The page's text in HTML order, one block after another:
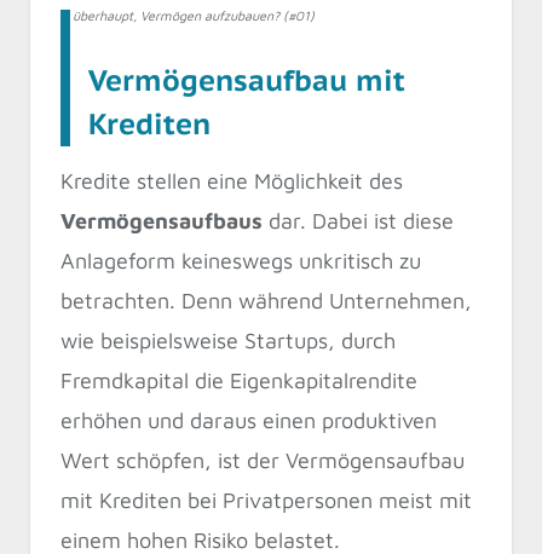
überhaupt, Vermögen aufzubauen? (#01)
Vermögensaufbau mit
Krediten
Kredite stellen eine Möglichkeit des
Vermögensaufbaus dar. Dabei ist diese
Anlageform keineswegs unkritisch zu
betrachten. Denn während Unternehmen,
wie beispielsweise Startups, durch
Fremdkapital die Eigenkapitalrendite
erhöhen und daraus einen produktiven
Wert schöpfen, ist der Vermögensaufbau
mit Krediten bei Privatpersonen meist mit
einem hohen Risiko belastet.